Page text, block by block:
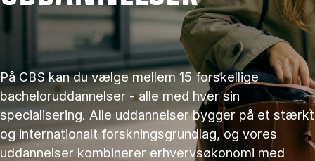
På CBS kan du vælge mellem 15 forskellige
bacheloruddannelser - alle med hver sin
specialisering. Alle uddannelser bygger på et stærkt
og internationalt forskningsgrundlag, og vores
uddannelser kombinerer erhvervsøkonomi med